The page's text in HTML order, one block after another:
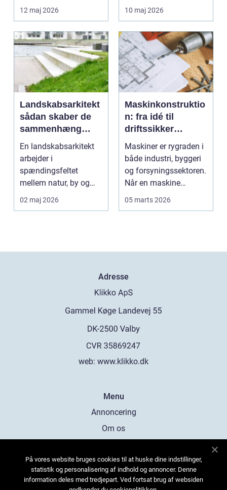
sikker, stabil ...
12 maj 2026
fester og afslapning...
10 maj 2026
Landskabsarkitekt
sådan skaber de
sammenhæng
mellem byggeri og
natur
En landskabsarkitekt
arbejder i
spændingsfeltet
mellem natur, by og
mennesker. Opgaven
er at forme d...
02 maj 2026
Maskinkonstruktio
n: fra idé til
driftssikker
løsning
Maskiner er rygraden i
både industri, byggeri
og forsyningssektoren.
Når en maskine
fungerer som den...
05 marts 2026
Adresse
web: www.klikko.dk
Menu
Annoncering
Om os
Kontakt os
Sitemap
På vores website bruges cookies til at huske dine indstillinger,
statistik og personalisering af indhold og annoncer. Denne
information deles med tredjepart. Ved fortsat brug af websiden